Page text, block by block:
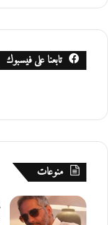
تابعنا على فيسبوك
منوعات